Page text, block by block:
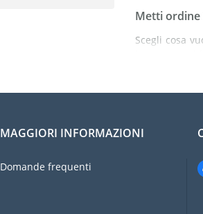
Metti ordine
Scegli cosa
bene:
Scegli la
Organismi
Previeni il
MAGGIORI INFORMAZIONI
Domande frequenti